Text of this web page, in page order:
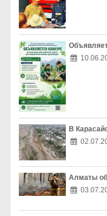
08.08
08.08 Доверие
08.08
08.08 Одно
08.08
08.08 «Әділет»
08.08 Форум
В
Алматы